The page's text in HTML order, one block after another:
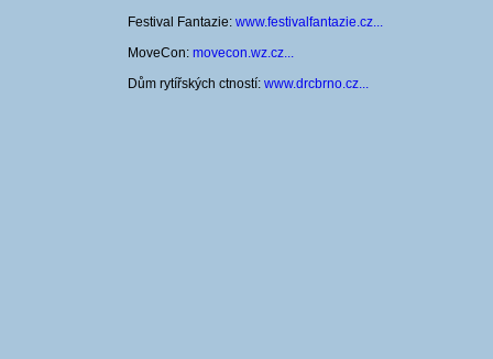
Festival Fantazie: www.festivalfantazie.cz...
MoveCon: movecon.wz.cz...
Dům rytířských ctností: www.drcbrno.cz...